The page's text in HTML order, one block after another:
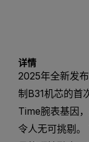
详情
2025年全新发
制B31机芯的首
Time腕表基因
令人无可挑剔